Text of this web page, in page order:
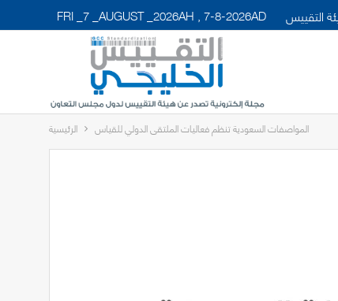
FRI _7 _AUGUST _2026AH , 7-8-2026AD التقييس
الرئيسية المواصفات السعودية تنظم فعاليات الملتقى الدولي للقياس